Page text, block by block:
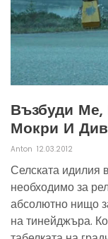
Възбуди Ме,
Мокри И
Anton 12.03.2012
Селската идилия
необходимо за
абсолютно нищо
на тинейджъра.